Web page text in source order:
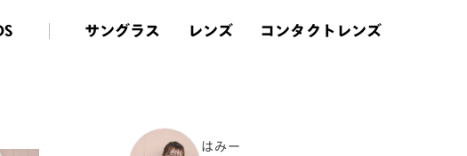
サングラス レンズ コンタクトレンズ
はみー